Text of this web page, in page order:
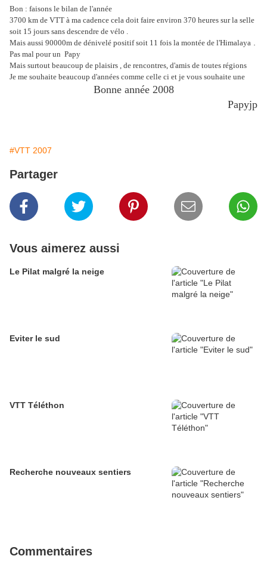
Bon : faisons le bilan de l'année
3700 km de VTT à ma cadence cela doit faire environ 370 heures sur la selle
soit 15 jours sans descendre de vélo .
Mais aussi 90000m de dénivelé positif soit 11 fois la montée de l'Himalaya
Pas mal pour un Papy
Mais surtout beaucoup de plaisirs , de rencontres, d'amis de toutes régions
Je me souhaite beaucoup d'années comme celle ci et je vous souhaite une
Bonne année 2008
Papyjp
#VTT 2007
Partager
Vous aimerez aussi
Le Pilat malgré la neige
Eviter le sud
VTT Téléthon
Recherche nouveaux sentiers
Commentaires